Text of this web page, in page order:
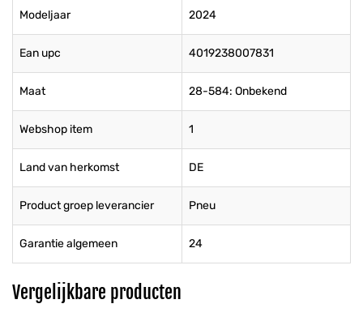
Modeljaar 2024
Ean upc 4019238007831
Maat 28-584: Onbekend
Webshop item 1
Land van herkomst DE
Product groep leverancier Pneu
Garantie algemeen 24
Vergelijkbare producten